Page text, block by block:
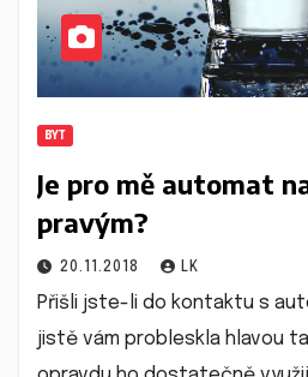
BYT
Je pro mě automat
pravým?
20.11.2018 LK
Přišli jste-li do kontaktu s
jistě vám probleskla hlavou